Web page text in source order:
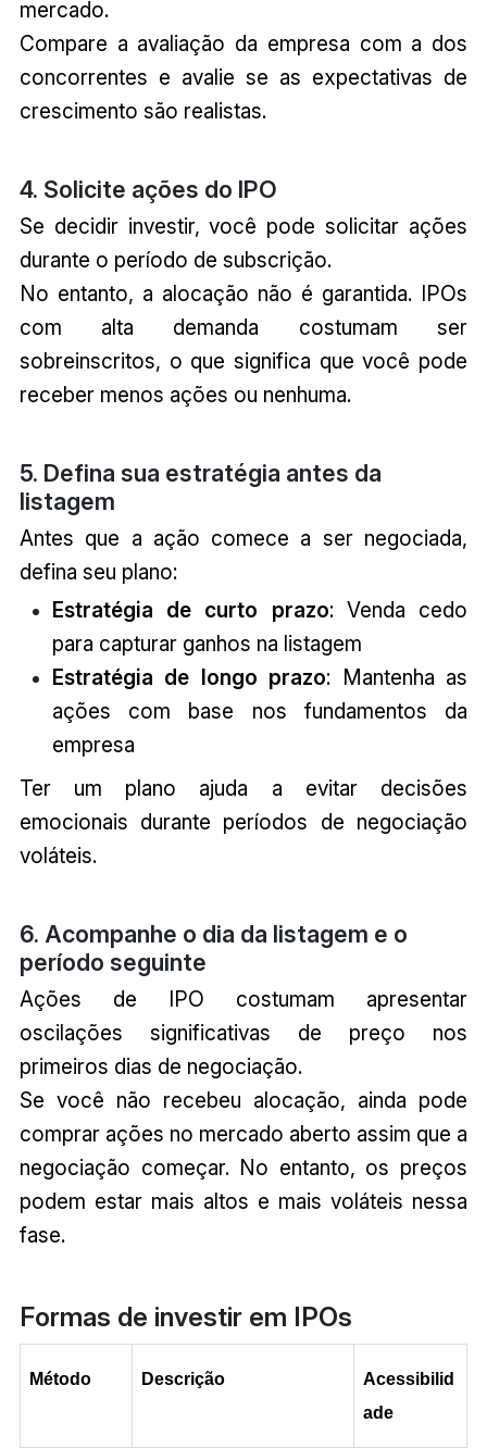
mercado.
Compare a avaliação da empresa com a dos
concorrentes e avalie se as expectativas de
crescimento são realistas.
4. Solicite ações do IPO
Se decidir investir, você pode solicitar ações
durante o período de subscrição.
No entanto, a alocação não é garantida. IPOs
com alta demanda costumam ser
sobreinscritos, o que significa que você pode
receber menos ações ou nenhuma.
5. Defina sua estratégia antes da
listagem
Antes que a ação comece a ser negociada,
defina seu plano:
Estratégia de curto prazo: Venda cedo
para capturar ganhos na listagem
Estratégia de longo prazo: Mantenha as
ações com base nos fundamentos da
empresa
Ter um plano ajuda a evitar decisões
emocionais durante períodos de negociação
voláteis.
6. Acompanhe o dia da listagem e o
período seguinte
Ações de IPO costumam apresentar
oscilações significativas de preço nos
primeiros dias de negociação.
Se você não recebeu alocação, ainda pode
comprar ações no mercado aberto assim que a
negociação começar. No entanto, os preços
podem estar mais altos e mais voláteis nessa
fase.
Formas de investir em IPOs
Método Descrição
Acessibilid
ade